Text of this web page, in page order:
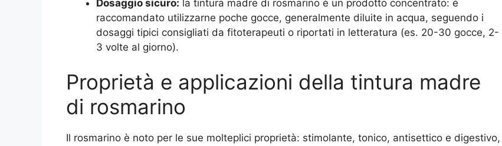
Dosaggio sicuro: la tintura madre di rosmarino è un prodotto concentrato: è
raccomandato utilizzarne poche gocce, generalmente diluite in acqua, seguendo i
dosaggi tipici consigliati da fitoterapeuti o riportati in letteratura (es. 20-30 gocce, 2-
3 volte al giorno).
Proprietà e applicazioni della tintura madre
di rosmarino
Il rosmarino è noto per le sue molteplici proprietà: stimolante, tonico, antisettico e digestivo,